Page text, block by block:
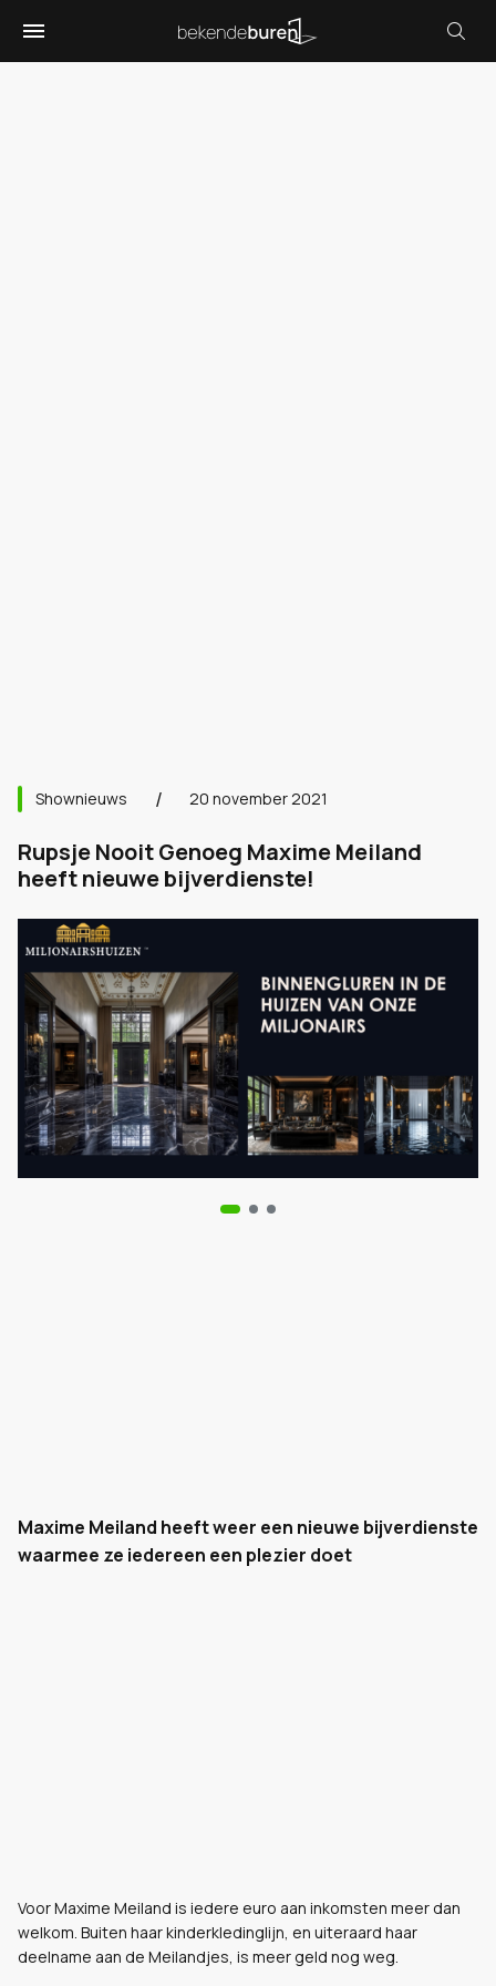
Shownieuws 20 november 2021
Rupsje Nooit Genoeg Maxime Meiland
heeft nieuwe bijverdienste!
Maxime Meiland heeft weer een nieuwe bijverdienste
waarmee ze iedereen een plezier doet
Voor Maxime Meiland is iedere euro aan inkomsten meer dan
welkom. Buiten haar kinderkledinglijn, en uiteraard haar
deelname aan de Meilandjes, is meer geld nog weg.